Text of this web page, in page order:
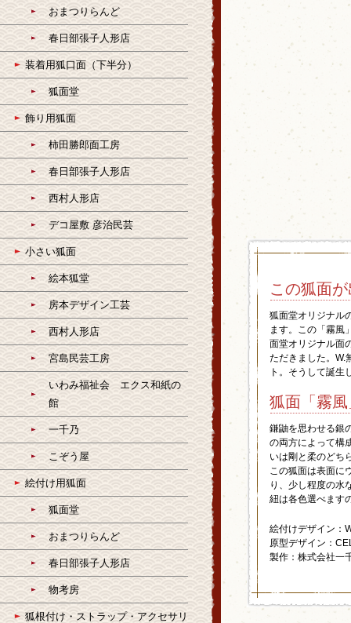
この狐面
狐面堂オリジナル
ます。この「霧風
面堂オリジナル面
ただきました。W.
ト。そうして誕生
狐面「霧
鎌鼬を思わせる銀
の両方によって構
いは剛と柔のど
この狐面は表面に
り、少し程度の水
紐は各色選べます
絵付けデザイン：
原型デザイン：
製作：株式会社一
おまつりらんど
春日部張子人形店
装着用狐口面（下半分）
狐面堂
飾り用狐面
柿田勝郎面工房
春日部張子人形店
西村人形店
デコ屋敷 彦治民芸
小さい狐面
絵本狐堂
房本デザイン工芸
西村人形店
宮島民芸工房
いわみ福祉会 エクス和紙の
館
一千乃
こぞう屋
絵付け用狐面
狐面堂
おまつりらんど
春日部張子人形店
物考房
狐根付け・ストラップ・アクセサリ